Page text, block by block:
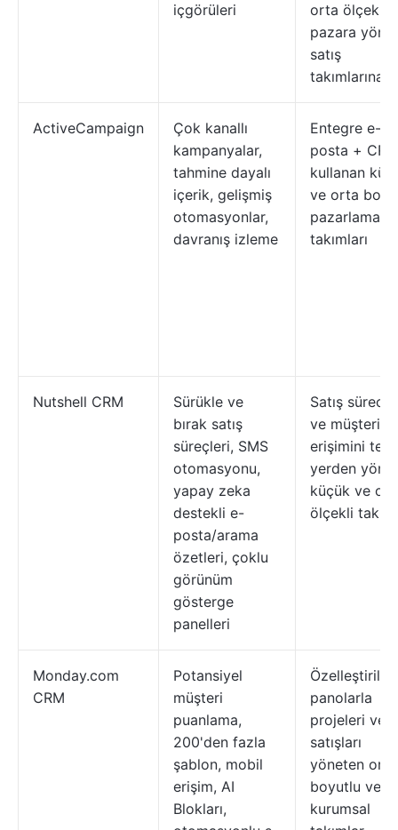
içgörüleri
orta ölçekli
pazara
satış
takımlarına
ActiveCampaign
Çok kanallı
kampanyalar,
tahmine dayalı
içerik, gelişmiş
otomasyonlar,
davranış izleme
Entegre e-
posta + CRM
kullanan
ve orta
pazarlama/
takımları
Nutshell CRM
Sürükle ve
bırak satış
süreçleri, SMS
otomasyonu,
yapay zeka
destekli e-
posta/arama
özetleri, çoklu
görünüm
gösterge
panelleri
Satış sürecini
ve müşteri
erişimini tek
yerden
küçük ve
ölçekli
Monday.com
CRM
Potansiyel
müşteri
puanlama,
200'den fazla
şablon, mobil
erişim, AI
Blokları,
panolarla
projeleri ve
satışları
yöneten orta
boyutlu ve
kurumsal